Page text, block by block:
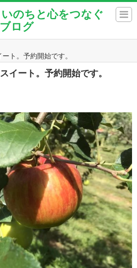
のちと心をつなぐ
ログ
ト。予約開始です。
イート。予約開始です。